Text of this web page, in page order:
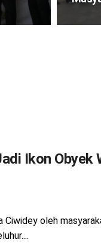
Ikon Obyek
Ciwidey oleh